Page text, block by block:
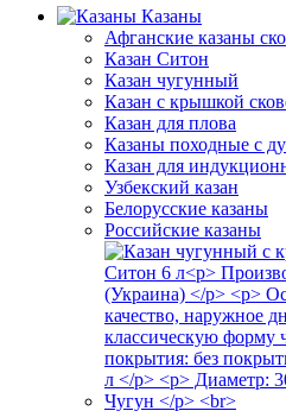
Казаны
Афганские казаны
Казан Ситон
Казан чугунный
Казан с крышкой
Казан для плова
Казаны походные с
Казан для
Узбекский казан
Белорусские казаны
Российские казаны